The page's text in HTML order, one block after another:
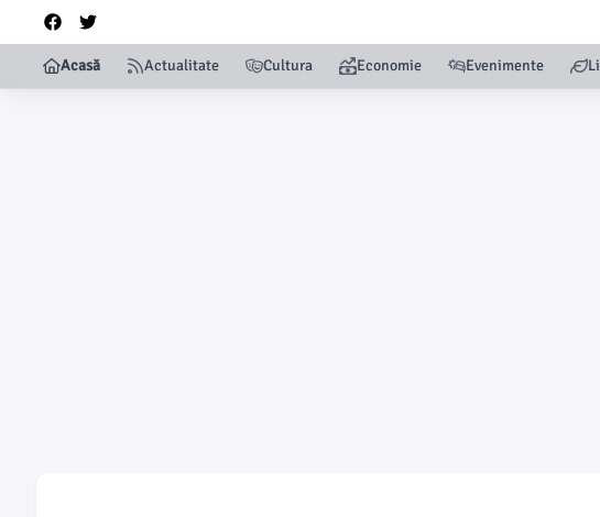
Acasă Actualitate Cultura Economie Evenimente